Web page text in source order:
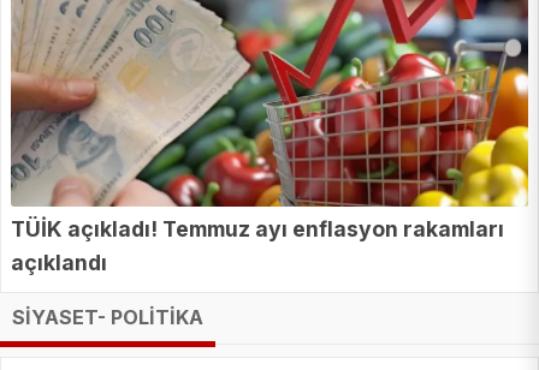
TÜİK açıkladı! Temmuz ayı enflasyon rakamları
açıklandı
SİYASET- POLİTİKA